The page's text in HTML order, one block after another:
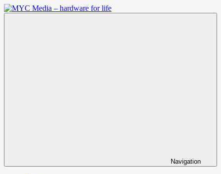
Zum
Inhalt
Navigation